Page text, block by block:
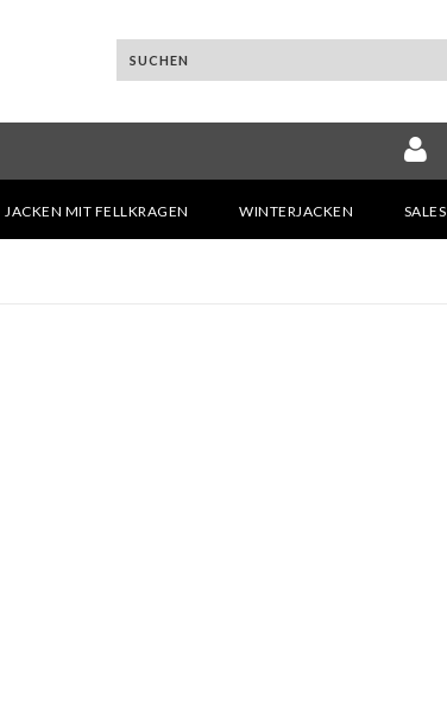
JACKEN MIT FELLKRAGEN WINTERJACKEN SALES